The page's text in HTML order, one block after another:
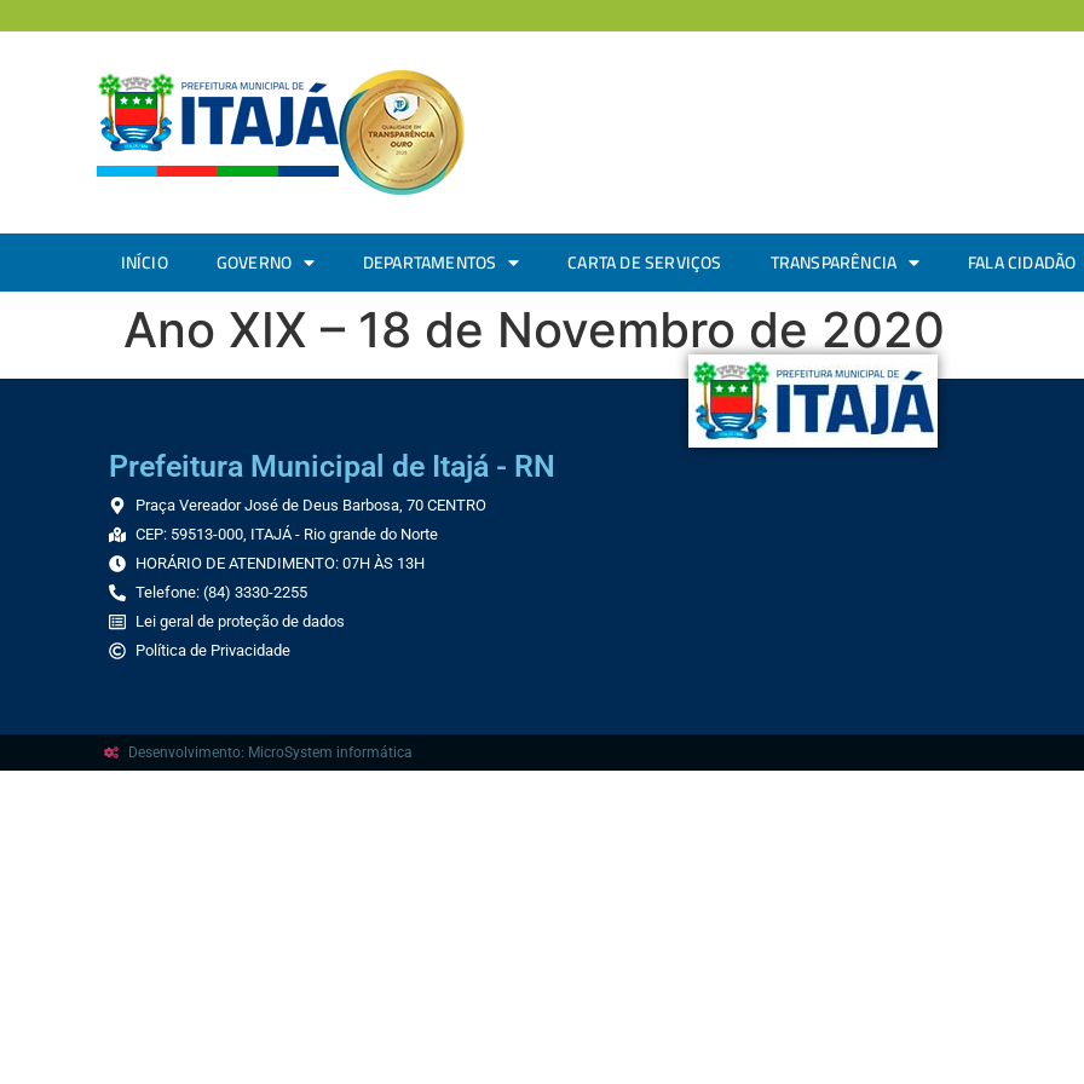
INÍCIO GOVERNO DEPARTAMENTOS CARTA DE SERVIÇOS TRANSPARÊNCIA FALA CIDADÃO
Ano XIX – 18 de Novembro de 2020
Prefeitura Municipal de Itajá - RN
Praça Vereador José de Deus Barbosa, 70 CENTRO
CEP: 59513-000, ITAJÁ - Rio grande do Norte
HORÁRIO DE ATENDIMENTO: 07H ÀS 13H
Telefone: (84) 3330-2255
Lei geral de proteção de dados
Política de Privacidade
Desenvolvimento: MicroSystem informática